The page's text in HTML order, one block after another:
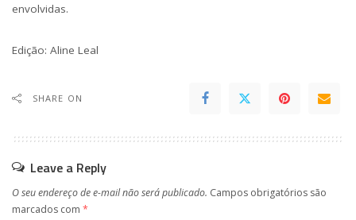
envolvidas.
Edição: Aline Leal
SHARE ON
Leave a Reply
O seu endereço de e-mail não será publicado. Campos obrigatórios são
marcados com *